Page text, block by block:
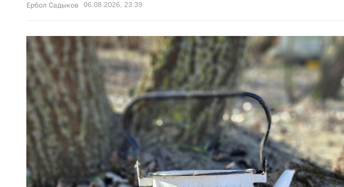
Ербол Садыков 06.08.2026, 23:39